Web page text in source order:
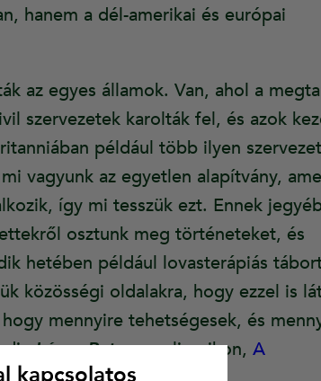
hanem a dél-amerikai és európai
az egyes államok. Van, ahol a
szervezetek karolták fel, és azok
például több ilyen
vagyunk az egyetlen alapítvány,
így mi tesszük ezt. Ennek
osztunk meg történeteket, és
hetében például lovasterápiás
közösségi oldalakra, hogy ezzel is
mennyire tehetségesek, és
Lévay Petraparalimpikon, A
kapcsolatos